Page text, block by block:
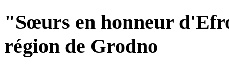
"Sœurs en honneur
région de Grodno